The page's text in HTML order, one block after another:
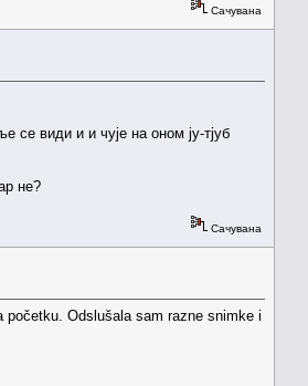
Сачувана
се види и и чује на оном ју-тјуб
не?
Сачувана
početku. Odslušala sam razne snimke i